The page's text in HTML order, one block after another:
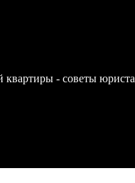
квартиры - советы юриста